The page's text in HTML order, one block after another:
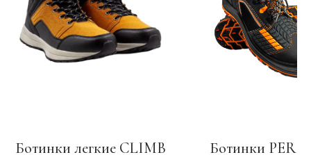
Ботинки легкие CLIMB Ботинки